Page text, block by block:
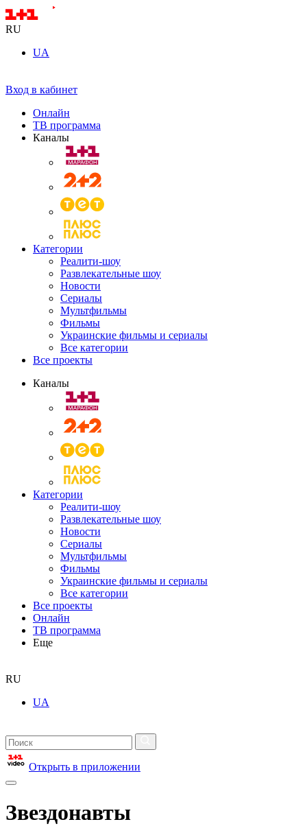
RU
UA
Вход в кабинет
Онлайн
ТВ программа
Каналы
Категории
Реалити-шоу
Развлекательные шоу
Новости
Сериалы
Мультфильмы
Фильмы
Украинские фильмы и сериалы
Все категории
Все проекты
Каналы
Категории
Реалити-шоу
Развлекательные шоу
Новости
Сериалы
Мультфильмы
Фильмы
Украинские фильмы и сериалы
Все категории
Все проекты
Онлайн
ТВ программа
Еще
RU
UA
Открыть в приложении
Звездонавты